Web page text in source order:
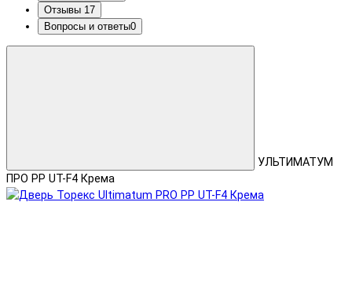
Отзывы 17
Вопросы и ответы0
УЛЬТИМАТУМ
ПРО PP UT-F4 Крема